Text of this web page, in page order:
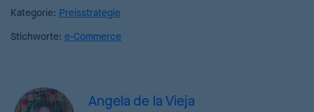
Kategorie: Preisstrategie
Stichworte: e-Commerce
Angela de la Vieja